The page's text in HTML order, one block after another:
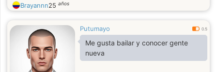
Brayannn25 años
Putumayo 0.5
Me gusta bailar y conocer gente
nueva